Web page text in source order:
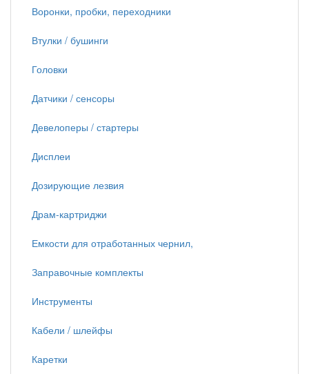
Воронки, пробки, переходники
Втулки / бушинги
Головки
Датчики / сенсоры
Девелоперы / стартеры
Дисплеи
Дозирующие лезвия
Драм-картриджи
Емкости для отработанных чернил,
Заправочные комплекты
Инструменты
Кабели / шлейфы
Каретки